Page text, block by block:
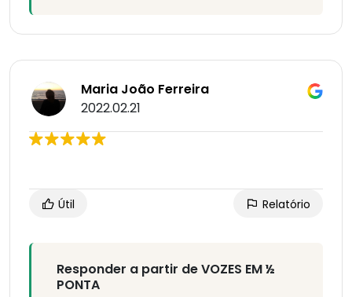
Maria João Ferreira
2022.02.21
Útil Relatório
Responder a partir de VOZES EM ½
PONTA